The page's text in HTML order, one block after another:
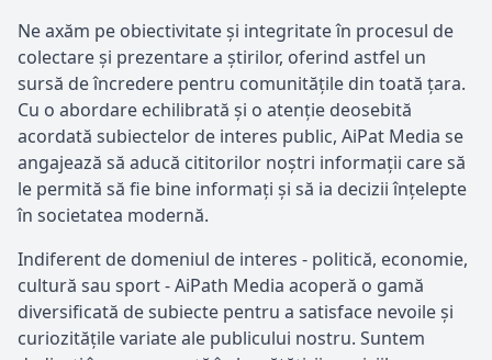
Ne axăm pe obiectivitate și integritate în procesul de
colectare și prezentare a știrilor, oferind astfel un
sursă de încredere pentru comunitățile din toată țara.
Cu o abordare echilibrată și o atenție deosebită
acordată subiectelor de interes public, AiPat Media se
angajează să aducă cititorilor noștri informații care să
le permită să fie bine informați și să ia decizii înțelepte
în societatea modernă.
Indiferent de domeniul de interes - politică, economie,
cultură sau sport - AiPath Media acoperă o gamă
diversificată de subiecte pentru a satisface nevoile și
curiozitățile variate ale publicului nostru. Suntem